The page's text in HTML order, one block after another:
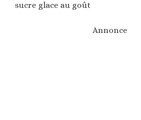
sucre glace au goût
Annonce